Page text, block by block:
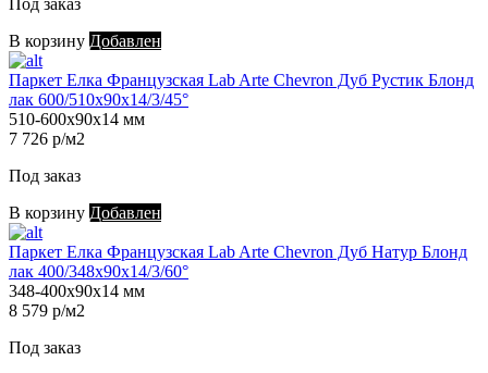
Под заказ
В корзину Добавлен
Паркет Елка Французская Lab Arte Chevron Дуб Рустик Блонд
лак 600/510х90х14/3/45°
510-600х90х14 мм
7 726 р/м2
Под заказ
В корзину Добавлен
Паркет Елка Французская Lab Arte Chevron Дуб Натур Блонд
лак 400/348х90х14/3/60°
348-400х90х14 мм
8 579 р/м2
Под заказ